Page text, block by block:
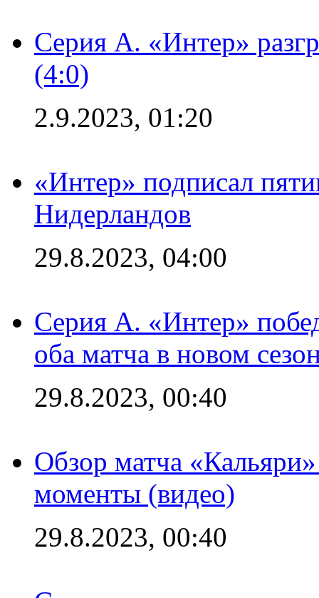
Серия А. «Интер»
(4:0)
2.9.2023, 01:20
«Интер» подписал
Нидерландов
29.8.2023, 04:00
Серия А. «Интер»
оба матча в новом
29.8.2023, 00:40
Обзор матча
моменты (видео)
29.8.2023, 00:40